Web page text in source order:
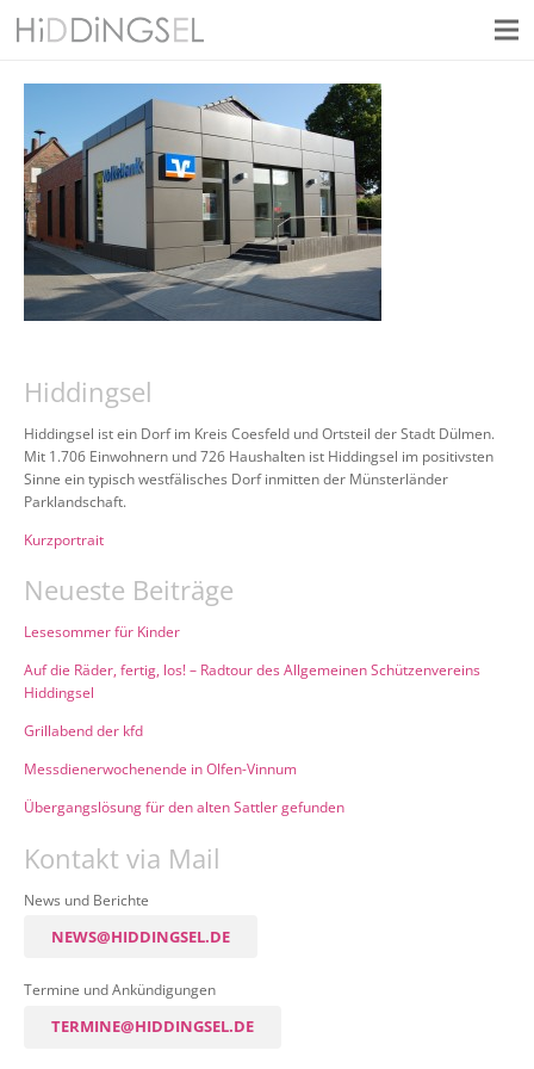
Hiddingsel
Hiddingsel ist ein Dorf im Kreis Coesfeld und Ortsteil der Stadt Dülmen.
Mit 1.706 Einwohnern und 726 Haushalten ist Hiddingsel im positivsten
Sinne ein typisch westfälisches Dorf inmitten der Münsterländer
Parklandschaft.
Kurzportrait
Neueste Beiträge
Lesesommer für Kinder
Auf die Räder, fertig, los! – Radtour des Allgemeinen Schützenvereins
Hiddingsel
Grillabend der kfd
Messdienerwochenende in Olfen-Vinnum
Übergangslösung für den alten Sattler gefunden
Kontakt via Mail
News und Berichte
NEWS@HIDDINGSEL.DE
Termine und Ankündigungen
TERMINE@HIDDINGSEL.DE